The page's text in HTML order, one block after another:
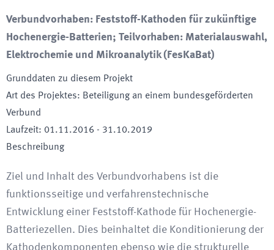
Verbundvorhaben: Feststoff-Kathoden für zukünftige
Hochenergie-Batterien; Teilvorhaben: Materialauswahl,
Elektrochemie und Mikroanalytik( FesKaBat)
Grunddaten zu diesem Projekt
Art des Projektes: Beteiligung an einem bundesgeförderten
Verbund
Laufzeit: 01.11.2016 - 31.10.2019
Beschreibung
Ziel und Inhalt des Verbundvorhabens ist die
funktionsseitige und verfahrenstechnische
Entwicklung einer Feststoff-Kathode für Hochenergie-
Batteriezellen. Dies beinhaltet die Konditionierung der
Kathodenkomponenten ebenso wie die strukturelle